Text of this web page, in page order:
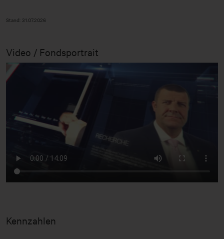
Stand: 31.07.2026
Video / Fondsportrait
Kennzahlen